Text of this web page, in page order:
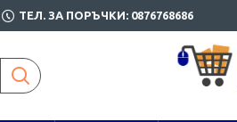
ТЕЛ. ЗА ПОРЪЧКИ: 0876768686